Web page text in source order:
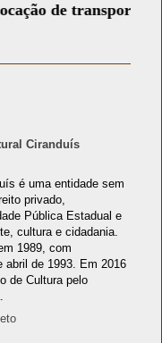
transporte, locação
Ciranduís
é uma entidade sem
privado,
Pública Estadual e
cultura e cidadania.
1989, com
abril de 1993. Em 2016
de Cultura pelo